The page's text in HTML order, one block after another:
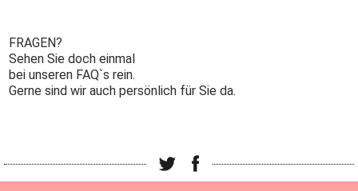
FRAGEN?
Sehen Sie doch einmal
bei unseren FAQ`s rein.
Gerne sind wir auch persönlich für Sie da.